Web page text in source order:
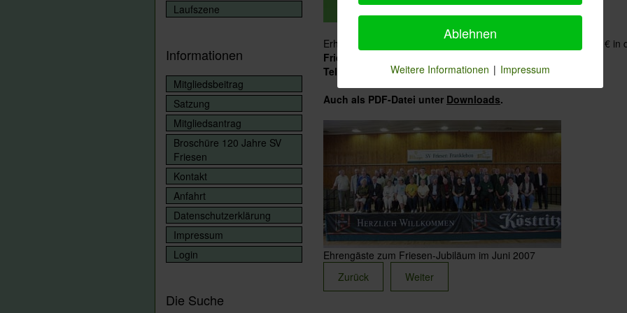
Erhältlich ist die Broschüre gegen einen Unkostenbeitrag von 2 € in
Friesen-Geschäftsstelle, Bahnhofstraße 59,
Telefon/Fax: 034637-50317.
Auch als PDF-Datei unter Downloads.
Ehrengäste zum Friesen-Jubiläum im Juni 2007
Zurück
Weiter
Laufszene
Informationen
Mitgliedsbeitrag
Satzung
Mitgliedsantrag
Broschüre 120 Jahre SV
Friesen
Kontakt
Anfahrt
Datenschutzerklärung
Impressum
Login
Die Suche
Ablehnen
Weitere Informationen | Impressum